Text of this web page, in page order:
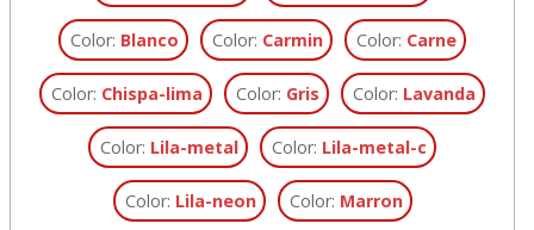
Color: Blanco Color: Carmin Color: Carne
Color: Chispa-lima Color: Gris Color: Lavanda
Color: Lila-metal Color: Lila-metal-c
Color: Lila-neon Color: Marron